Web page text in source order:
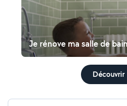
Je rénove ma salle de bain
Découvrir